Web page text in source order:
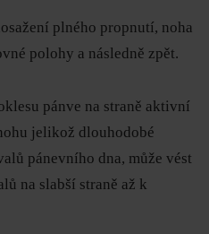
plného propnutí, noha
polohy a následně zpět.
pánve na straně aktivní
jelikož dlouhodobé
pánevního dna, může vést
na slabší straně až k